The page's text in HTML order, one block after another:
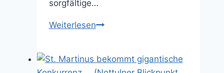
sorgfältige…
WeiterlesenFaire
Energiewende